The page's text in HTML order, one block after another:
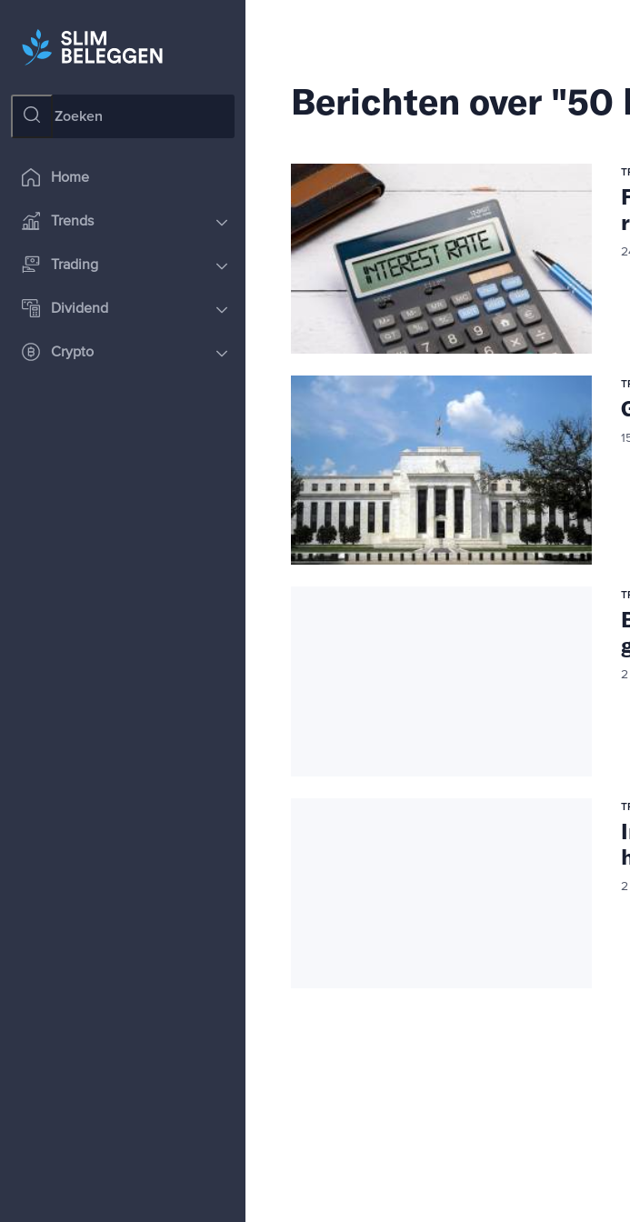
Home
Trends
Trading
Dividend
Crypto
Berichten over "50
2
2